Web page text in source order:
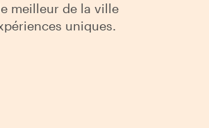
meilleur de la ville
uniques.